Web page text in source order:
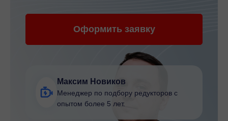
Оформить заявку
Максим Новиков
Менеджер по подбору редукторов с
опытом более 5 лет.